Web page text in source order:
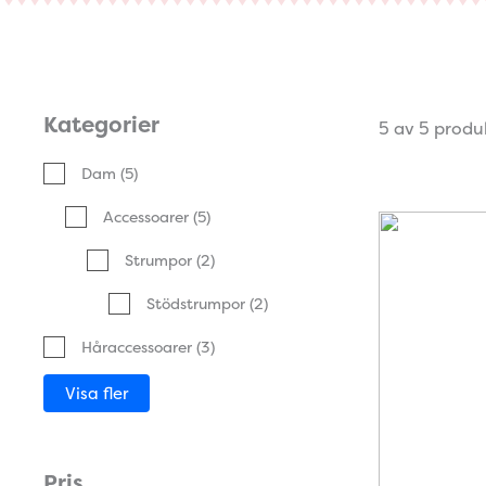
Kategorier
Dam (5)
Accessoarer (5)
Strumpor (2)
Stödstrumpor (2)
Håraccessoarer (3)
Visa fler
5 av 5